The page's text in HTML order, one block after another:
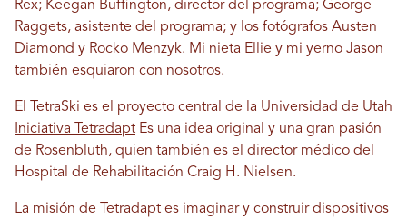
Rex; Keegan Buffington, director del programa; George
Raggets, asistente del programa; y los fotógrafos Austen
Diamond y Rocko Menzyk. Mi nieta Ellie y mi yerno Jason
también esquiaron con nosotros.
El TetraSki es el proyecto central de la Universidad de Utah
Iniciativa Tetradapt Es una idea original y una gran pasión
de Rosenbluth, quien también es el director médico del
Hospital de Rehabilitación Craig H. Nielsen.
La misión de Tetradapt es imaginar y construir dispositivos